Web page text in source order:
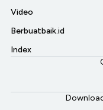
Video
Berbuatbaik.id
Index